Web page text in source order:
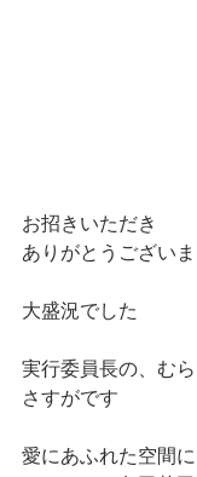
お招きいただき
ありがとうござい
大盛況でした
実行委員長の、む
さすがです
愛にあふれた空間に